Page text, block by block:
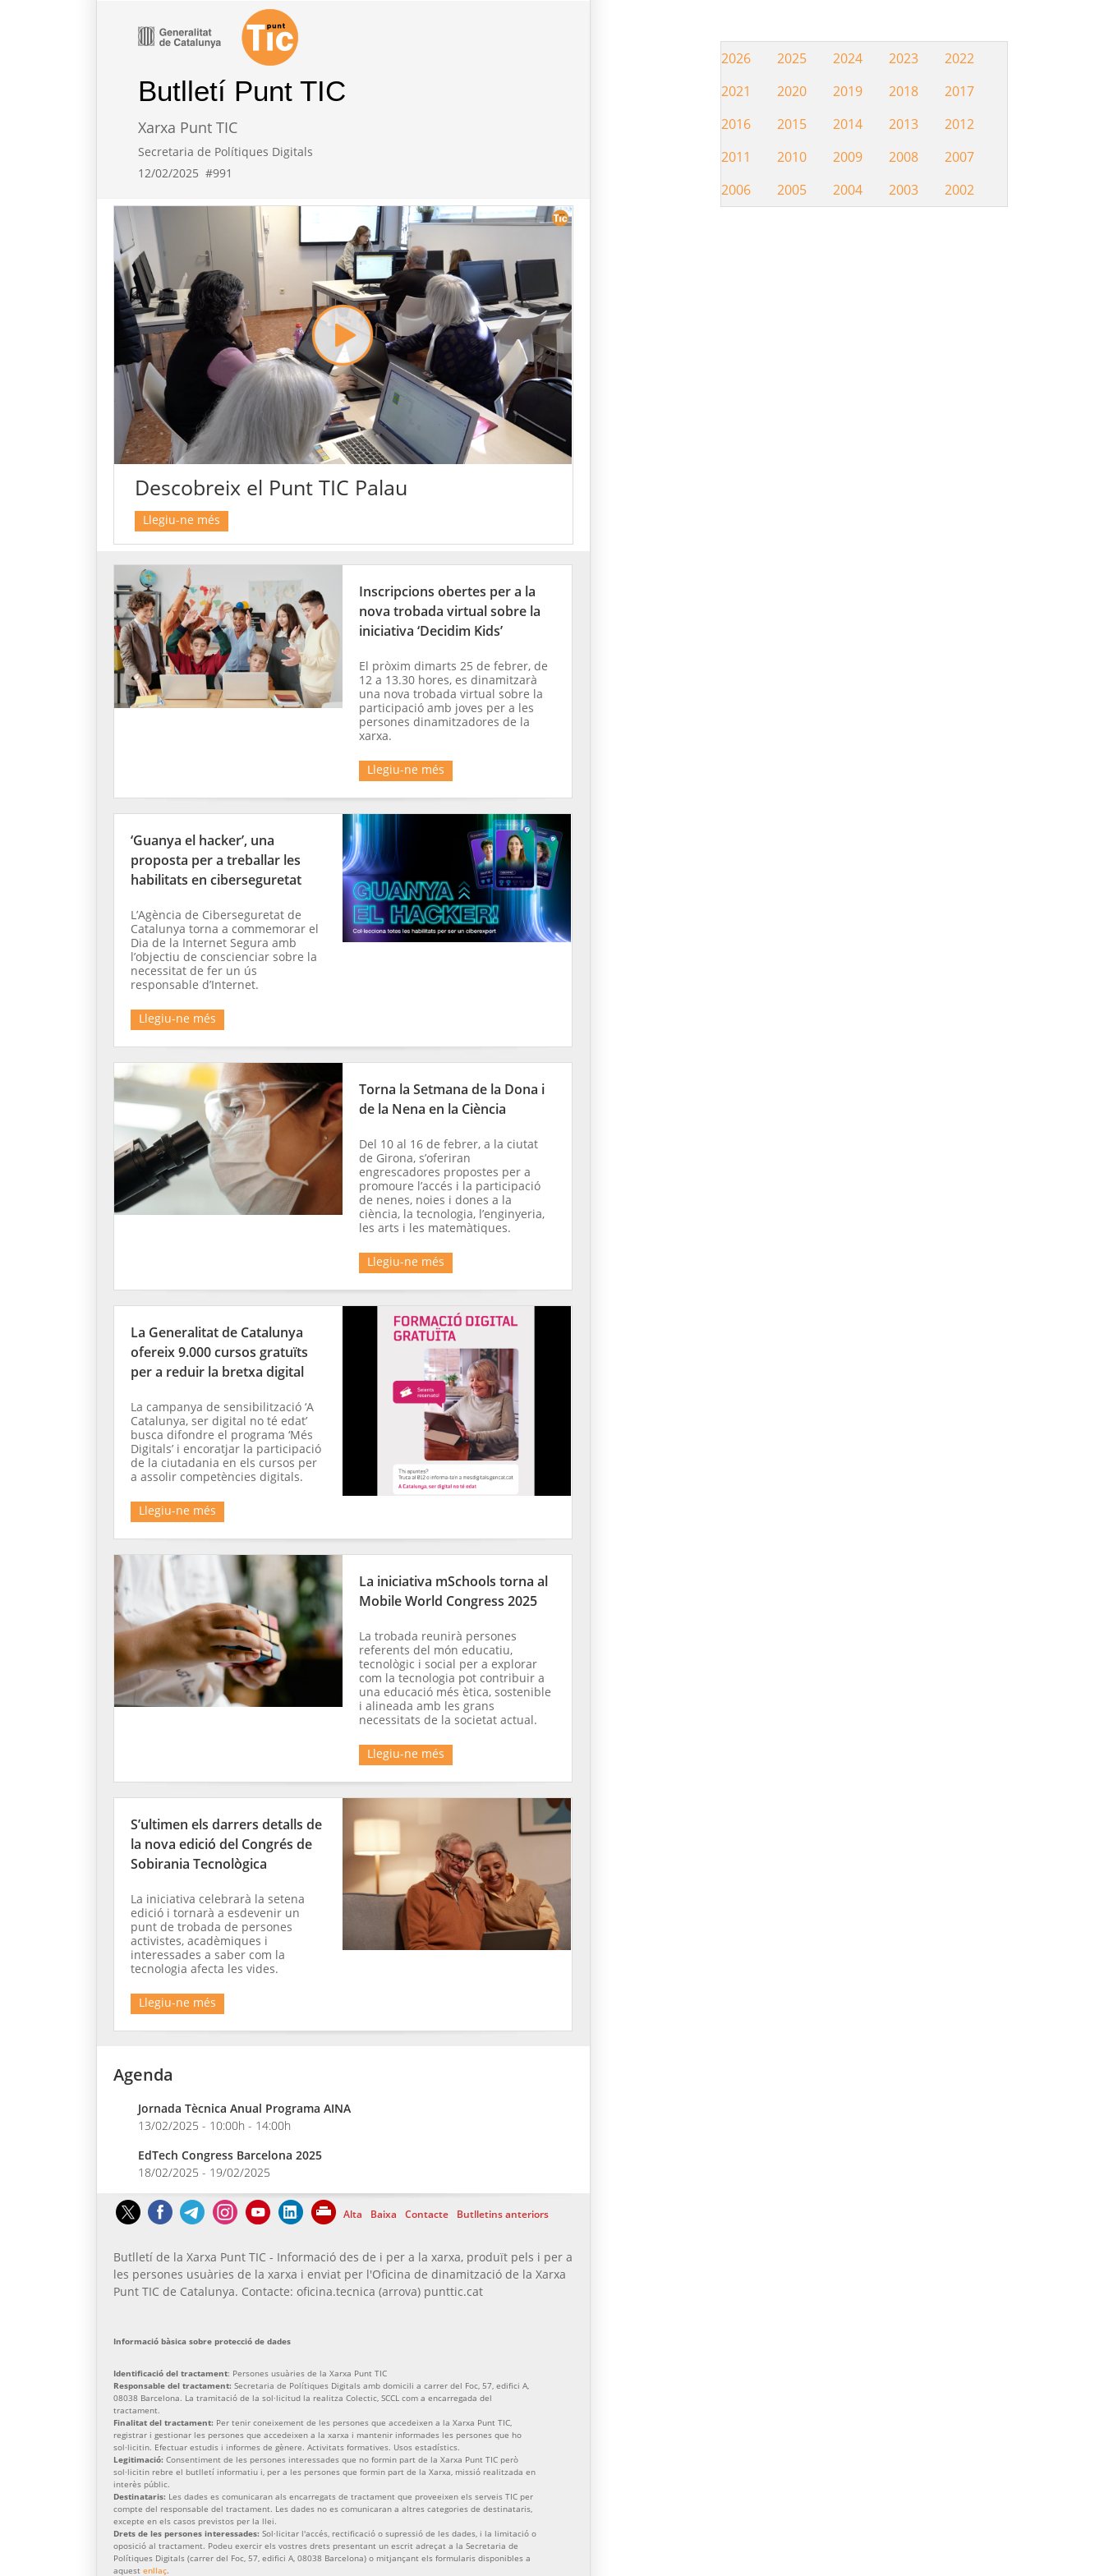
Butlletí Punt TIC
Xarxa Punt TIC
Secretaria de Polítiques Digitals
12/02/2025 #991
Descobreix el Punt TIC Palau
Llegiu-ne més
Inscripcions obertes per a la
nova trobada virtual sobre la
iniciativa ‘Decidim Kids’
El pròxim dimarts 25 de febrer, de
12 a 13.30 hores, es dinamitzarà
una nova trobada virtual sobre la
participació amb joves per a les
persones dinamitzadores de la
xarxa.
Llegiu-ne més
‘Guanya el hacker’, una
proposta per a treballar les
habilitats en ciberseguretat
L’Agència de Ciberseguretat de
Catalunya torna a commemorar el
Dia de la Internet Segura amb
l’objectiu de conscienciar sobre la
necessitat de fer un ús
responsable d’Internet.
Llegiu-ne més
Torna la Setmana de la Dona i
de la Nena en la Ciència
Del 10 al 16 de febrer, a la ciutat
de Girona, s’oferiran
engrescadores propostes per a
promoure l’accés i la participació
de nenes, noies i dones a la
ciència, la tecnologia, l’enginyeria,
les arts i les matemàtiques.
Llegiu-ne més
La Generalitat de Catalunya
ofereix 9.000 cursos gratuïts
per a reduir la bretxa digital
La campanya de sensibilització ‘A
Catalunya, ser digital no té edat’
busca difondre el programa ‘Més
Digitals’ i encoratjar la participació
de la ciutadania en els cursos per
a assolir competències digitals.
Llegiu-ne més
La iniciativa mSchools torna al
Mobile World Congress 2025
La trobada reunirà persones
referents del món educatiu,
tecnològic i social per a explorar
com la tecnologia pot contribuir a
una educació més ètica, sostenible
i alineada amb les grans
necessitats de la societat actual.
Llegiu-ne més
S’ultimen els darrers detalls de
la nova edició del Congrés de
Sobirania Tecnològica
La iniciativa celebrarà la setena
edició i tornarà a esdevenir un
punt de trobada de persones
activistes, acadèmiques i
interessades a saber com la
tecnologia afecta les vides.
Llegiu-ne més
Agenda
Jornada Tècnica Anual Programa AINA
13/02/2025 - 10:00h - 14:00h
EdTech Congress Barcelona 2025
18/02/2025 - 19/02/2025
Alta Baixa Contacte Butlletins anteriors
Butlletí de la Xarxa Punt TIC - Informació des de i per a la xarxa, produït pels i per a
les persones usuàries de la xarxa i enviat per l'Oficina de dinamització de la Xarxa
Punt TIC de Catalunya. Contacte: oficina.tecnica (arrova) punttic.cat
Informació bàsica sobre protecció de dades
Identificació del tractament: Persones usuàries de la Xarxa Punt TIC
Responsable del tractament: Secretaria de Polítiques Digitals amb domicili a carrer del Foc, 57, edifici A,
08038 Barcelona. La tramitació de la sol·licitud la realitza Colectic, SCCL com a encarregada del
tractament.
Finalitat del tractament: Per tenir coneixement de les persones que accedeixen a la Xarxa Punt TIC,
registrar i gestionar les persones que accedeixen a la xarxa i mantenir informades les persones que ho
sol·licitin. Efectuar estudis i informes de gènere. Activitats formatives. Usos estadístics.
Legitimació: Consentiment de les persones interessades que no formin part de la Xarxa Punt TIC però
sol·licitin rebre el butlletí informatiu i, per a les persones que formin part de la Xarxa, missió realitzada en
interès públic.
Destinataris: Les dades es comunicaran als encarregats de tractament que proveeixen els serveis TIC per
compte del responsable del tractament. Les dades no es comunicaran a altres categories de destinataris,
excepte en els casos previstos per la llei.
Drets de les persones interessades: Sol·licitar l'accés, rectificació o supressió de les dades, i la limitació o
oposició al tractament. Podeu exercir els vostres drets presentant un escrit adreçat a la Secretaria de
Polítiques Digitals (carrer del Foc, 57, edifici A, 08038 Barcelona) o mitjançant els formularis disponibles a
aquest enllaç.
Hemeroteca
2026 2025 2024 2023
2022
2021
2020 2019 2018
2017
2016
2015 2014 2013
2012
2011
2010 2009 2008
2007
2006
2005 2004 2003 2002